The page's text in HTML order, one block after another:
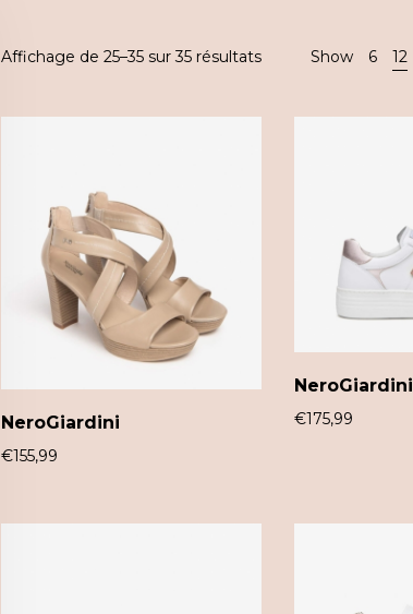
Affichage de 25–35 sur 35 résultats Show 6 12
NeroGiardini
€155,99
NeroGiardini
€175,99